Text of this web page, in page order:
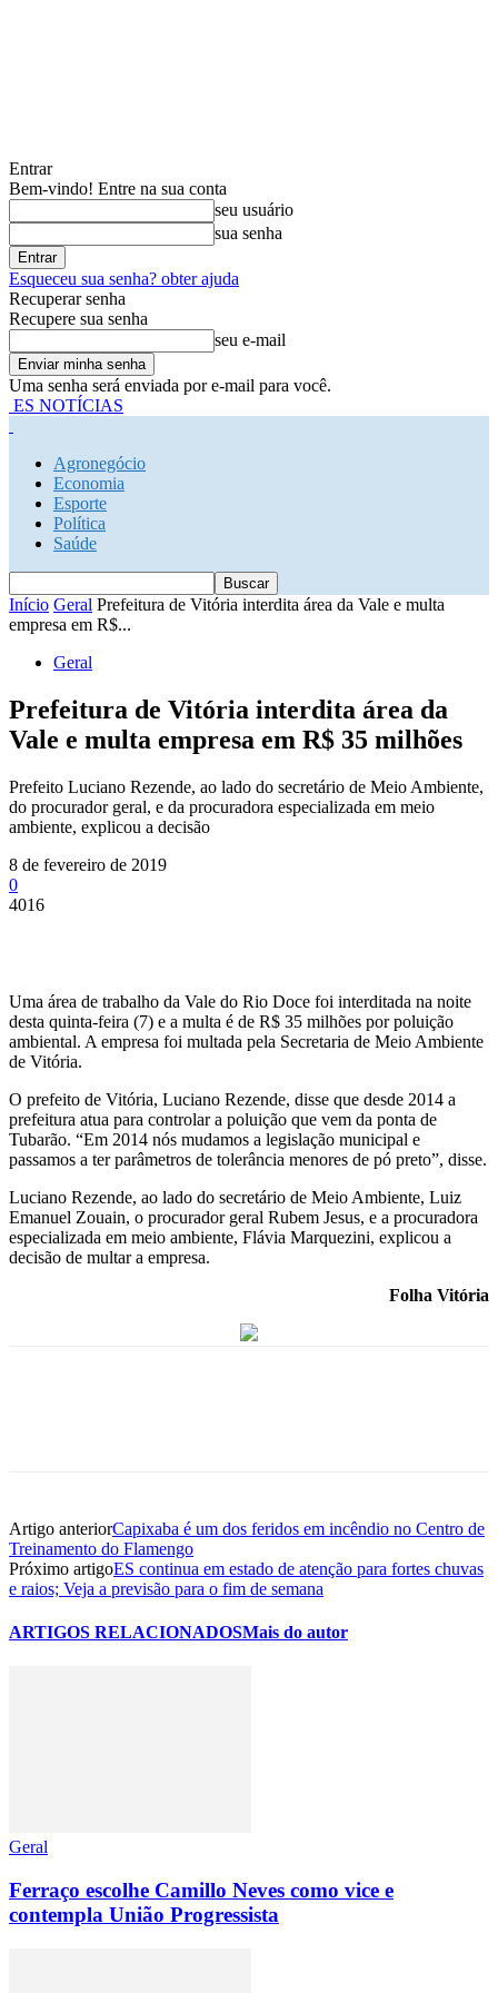
Entrar
Bem-vindo! Entre na sua conta
seu usuário
sua senha
Esqueceu sua senha? obter ajuda
Recuperar senha
Recupere sua senha
seu e-mail
Uma senha será enviada por e-mail para você.
ES NOTÍCIAS
Agronegócio
Economia
Esporte
Política
Saúde
Início Geral Prefeitura de Vitória interdita área da Vale e multa
empresa em R$...
Geral
Prefeitura de Vitória interdita área da
Vale e multa empresa em R$ 35 milhões
Prefeito Luciano Rezende, ao lado do secretário de Meio Ambiente,
do procurador geral, e da procuradora especializada em meio
ambiente, explicou a decisão
8 de fevereiro de 2019
0
4016
Uma área de trabalho da Vale do Rio Doce foi interditada na noite
desta quinta-feira (7) e a multa é de R$ 35 milhões por poluição
ambiental. A empresa foi multada pela Secretaria de Meio Ambiente
de Vitória.
O prefeito de Vitória, Luciano Rezende, disse que desde 2014 a
prefeitura atua para controlar a poluição que vem da ponta de
Tubarão. “Em 2014 nós mudamos a legislação municipal e
passamos a ter parâmetros de tolerância menores de pó preto”, disse.
Luciano Rezende, ao lado do secretário de Meio Ambiente, Luiz
Emanuel Zouain, o procurador geral Rubem Jesus, e a procuradora
especializada em meio ambiente, Flávia Marquezini, explicou a
decisão de multar a empresa.
Folha Vitória
Artigo anteriorCapixaba é um dos feridos em incêndio no Centro de
Treinamento do Flamengo
Próximo artigoES continua em estado de atenção para fortes chuvas
e raios; Veja a previsão para o fim de semana
ARTIGOS RELACIONADOSMais do autor
Geral
Ferraço escolhe Camillo Neves como vice e
contempla União Progressista